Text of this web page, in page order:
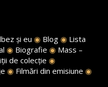
și eu ◉ Blog ◉ Lista
◉ Biografie ◉ Mass –
de colecție ◉
◉ Filmări din emisiune ◉